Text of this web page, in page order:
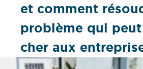
et comment
problème qui
cher aux